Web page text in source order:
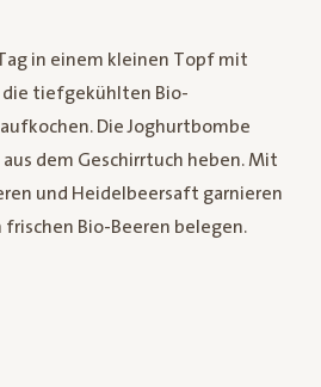
in einem kleinen Topf mit
die tiefgekühlten Bio-
Die Joghurtbombe
aus dem Geschirrtuch heben. Mit
und Heidelbeersaft garnieren
Bio-Beeren belegen.